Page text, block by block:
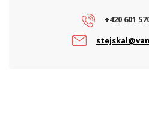
PARAMETRY POE
+420 601